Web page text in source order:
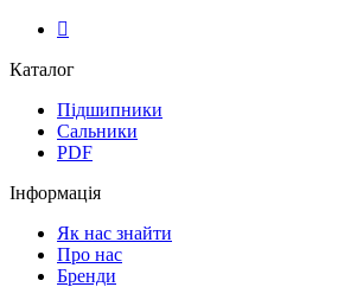
Каталог
Підшипники
Сальники
PDF
Інформація
Як нас знайти
Про нас
Бренди